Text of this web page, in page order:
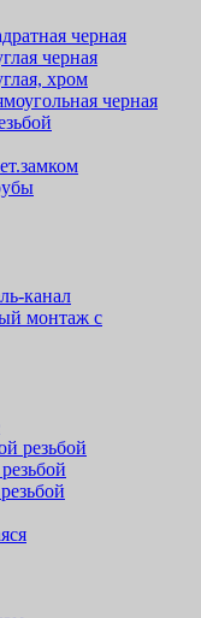
черная
черная
хром
черная
канал
монтаж с
резьбой